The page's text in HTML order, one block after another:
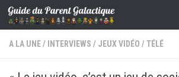
Skip to content
A LA UNE/ INTERVIEWS / JEUX VIDÉO / TÉLÉ